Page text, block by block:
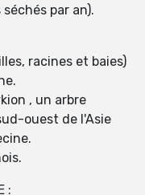
par an).
racines et baies)
, un arbre
ouest de l'Asie
: